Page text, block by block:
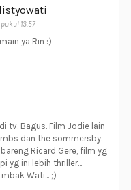
pukul 13.57
ya Rin :)
tv. Bagus. Film Jodie lain
dan the sommersby.
Ricard Gere, film yg
yg ini lebih thriller...
Wati... ;)